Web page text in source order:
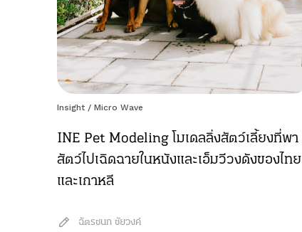
Insight / Micro Wave
INE Pet Modeling โมเดลลิ่งสัตว์เลี้ยงที่พา
สัตว์ไปเฉิดฉายในหนังและเอ็มวีวงดังของไทย
และเกาหลี
ฉัตรชนก ชัยวงค์